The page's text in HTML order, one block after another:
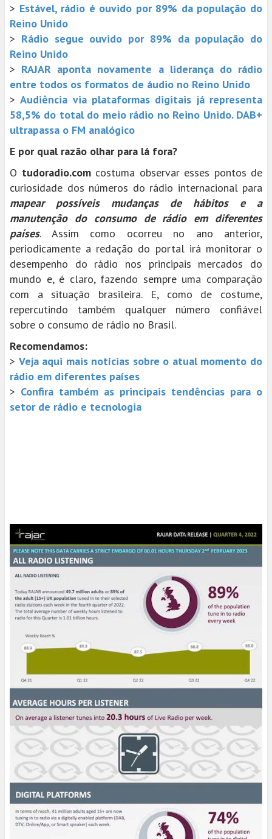
> Estável, rádio é ouvido por 89% da população do
Reino Unido
> Rádio segue ouvido por 89% da população do
Reino Unido
> RAJAR aponta novamente a liderança do rádio
entre todos os formatos de áudio no Reino Unido
>Audiência via plataformas digitais já representa
58,5% do total do meio rádio no Reino Unido. DAB+
ultrapassa o FM analógico
E por qual razão olhar para lá fora?
O tudoradio.comcostuma observar esses pontos de
curiosidade dos números do rádio internacional para
mapear possíveis mudanças de hábitos e a
manutenção do consumo de rádio em diferentes
países. Assim como ocorreu no ano anterior,
periodicamente a redação do portal irá monitorar o
desempenho do rádio nos principais mercados do
mundo e, é claro, fazendo sempre uma comparação
com a situação brasileira. E, como de costume,
repercutindo também qualquer número confiável
sobre o consumo de rádio no Brasil.
Recomendamos:
> Veja aqui mais notícias sobre o atual momento do
rádio em diferentes países
> Confira também as principais tendências para o
setor de rádio e tecnologia